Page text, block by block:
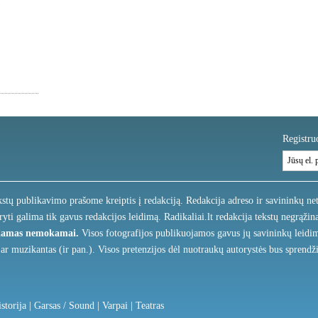
publikavimo prašome kreiptis į redakciją. Redakcija adreso ir savininkų
galima tik gavus redakcijos leidimą. Radikaliai.lt redakcija tekstų
nemokamai. Visos fotografijos publikuojamos gavus jų savininkų
muzikantas (ir pan.). Visos pretenzijos dėl nuotraukų autorystės bus
Garsas / Sound Varpai Teatras